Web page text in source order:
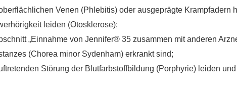
Venen (Phlebitis) oder ausgeprägte Krampfadern
leiden (Otosklerose);
„Einnahme von Jennifer® 35 zusammen mit anderen
(Chorea minor Sydenham) erkrankt sind;
Störung der Blutfarbstoffbildung (Porphyrie) leiden